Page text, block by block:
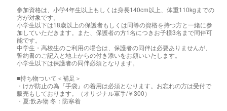
参加資格は、小学4年生以上もしくは身長140cm以上、体重110kgまでの
方が対象です。
小学生以下は18歳以上の保護者もしくは同等の資格を持つ方と一緒に参
加していただきます。また、保護者の方1名につきお子様3名まで同伴可
能です。
中学生・高校生のご利用の場合は、保護者の同伴は必要ありませんが、
誓約書のご記入と地上からの付き添いをお願いいたします。
小学生以下は保護者の同伴必須となります。
■持ち物ついて＜補足＞
・けが防止の為『手袋』の着用は必須となります。お忘れの方は受付で
販売もしております。（オリジナル軍手/￥300）
・夏:飲み物 冬：防寒着